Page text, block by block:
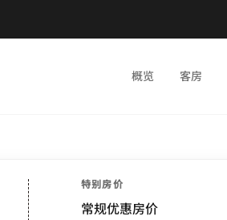
概览 客房
特别房价
常规优惠房价
活动和会议 婚礼视频